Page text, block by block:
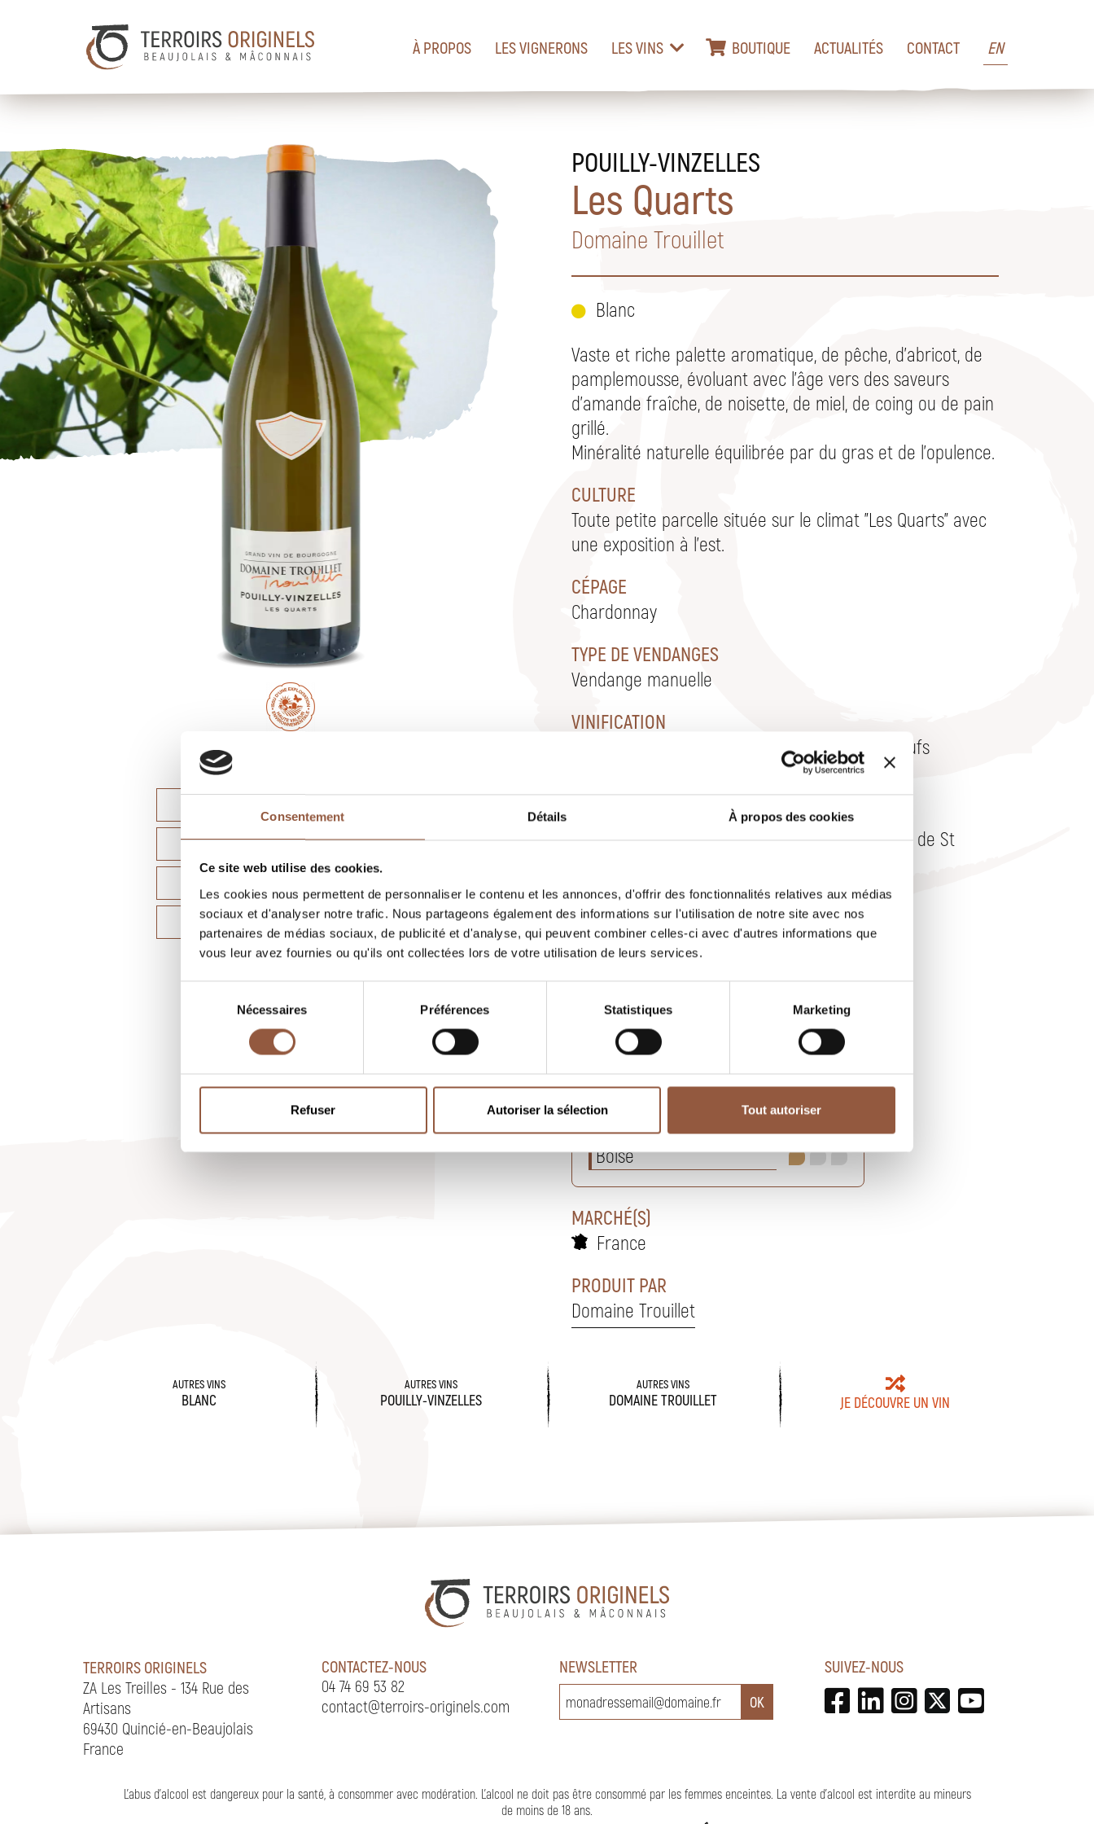
Consentement Détails À propos des cookies
Ce site web utilise des cookies.
Les cookies nous permettent de personnaliser le contenu et les annonces, d'offrir des fonctionnalités relatives aux médias
sociaux et d'analyser notre trafic. Nous partageons également des informations sur l'utilisation de notre site avec nos
partenaires de médias sociaux, de publicité et d'analyse, qui peuvent combiner celles-ci avec d'autres informations que
vous leur avez fournies ou qu'ils ont collectées lors de votre utilisation de leurs services.
consentement
Nécessaires Préférences Statistiques Marketing
Refuser Autoriser la sélection Tout autoriser
À PROPOS LES VIGNERONS LES VINS BOUTIQUE ACTUALITÉS CONTACT EN
COMMANDEZ EN LIGNE
PROPOSER CE VIN À LA VENTE
POUILLY-VINZELLES
Les Quarts
Domaine Trouillet
Blanc
Vaste et riche palette aromatique, de pêche, d'abricot, de
pamplemousse, évoluant avec l'âge vers des saveurs
d'amande fraîche, de noisette, de miel, de coing ou de pain
grillé.
Minéralité naturelle équilibrée par du gras et de l'opulence.
CULTURE
Toute petite parcelle située sur le climat "Les Quarts" avec
une exposition à l'est.
CÉPAGE
Chardonnay
TYPE DE VENDANGES
Vendange manuelle
VINIFICATION
100% fûts de Chêne Français dont 30 % fûts neufs
ACCORDS METS ET VINS
Salade aux magrets de canard fumé, carpaccio de St
TEMPÉRATURE DE DÉGUSTATION
10-12°C
Fruité
Structure
Fraîcheur
Boisé
MARCHÉ(S)
France
PRODUIT PAR
Domaine Trouillet
AUTRES VINS
BLANC
AUTRES VINS
POUILLY-VINZELLES
AUTRES VINS
DOMAINE TROUILLET JE DÉCOUVRE UN VIN
TERROIRS ORIGINELS
ZA Les Treilles - 134 Rue des
Artisans
69430 Quincié-en-Beaujolais
France
CONTACTEZ-NOUS
04 74 69 53 82
contact@terroirs-originels.com
NEWSLETTER SUIVEZ-NOUS
L'abus d'alcool est dangereux pour la santé, à consommer avec modération. L’alcool ne doit pas être consommé par les femmes enceintes. La vente d'alcool est interdite au mineurs
de moins de 18 ans.